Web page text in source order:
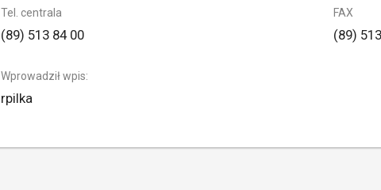
Tel. centrala
(89) 513 84 00
FAX
(89)
Wprowadził wpis:
rpilka